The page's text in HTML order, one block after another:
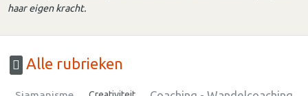
haar eigen kracht.
Alle rubrieken